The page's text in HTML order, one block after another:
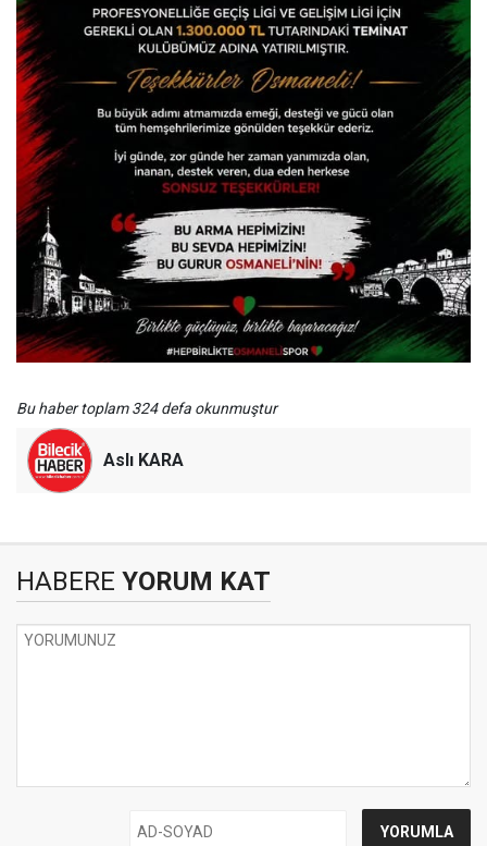
Bu haber toplam 324 defa okunmuştur
Aslı KARA
HABERE YORUM KAT